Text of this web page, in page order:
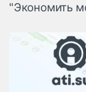
"Экономить